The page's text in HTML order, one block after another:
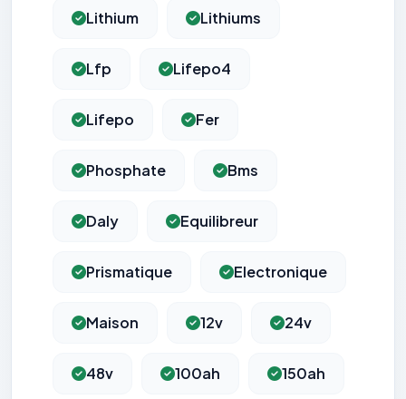
Lithium Lithiums
Lfp Lifepo4
Lifepo Fer
Phosphate Bms
Daly Equilibreur
Prismatique Electronique
Maison 12v 24v
48v 100ah 150ah